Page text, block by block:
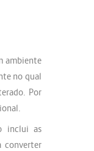
ambiente
no qual
Por
inclui as
converter